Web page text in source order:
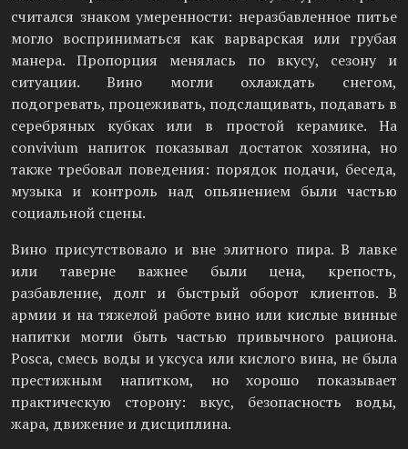
считался знаком умеренности: неразбавленное питье
могло восприниматься как варварская или грубая
манера. Пропорция менялась по вкусу, сезону и
ситуации. Вино могли охлаждать снегом,
подогревать, процеживать, подслащивать, подавать в
серебряных кубках или в простой керамике. На
convivium напиток показывал достаток хозяина, но
также требовал поведения: порядок подачи, беседа,
музыка и контроль над опьянением были частью
социальной сцены.
Вино присутствовало и вне элитного пира. В лавке
или таверне важнее были цена, крепость,
разбавление, долг и быстрый оборот клиентов. В
армии и на тяжелой работе вино или кислые винные
напитки могли быть частью привычного рациона.
Posca, смесь воды и уксуса или кислого вина, не была
престижным напитком, но хорошо показывает
практическую сторону: вкус, безопасность воды,
жара, движение и дисциплина.